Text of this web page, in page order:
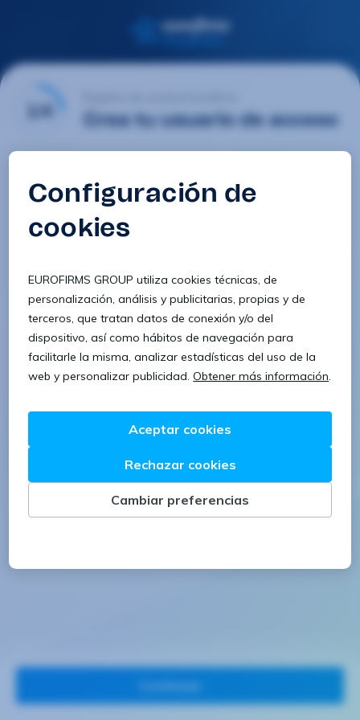
1/4 Crea tu usuario de acceso
Contraseña
Confirmar contraseña
8 caracteres 1 letra minúscula
1 letra mayúscula 1 número